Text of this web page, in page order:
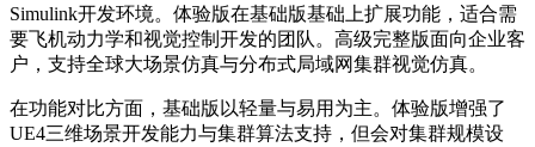
Simulink开发环境。体验版在基础版基础上扩展功能，适合需
要飞机动力学和视觉控制开发的团队。高级完整版面向企业客
户，支持全球大场景仿真与分布式局域网集群视觉仿真。
在功能对比方面，基础版以轻量与易用为主。体验版增强了
UE4三维场景开发能力与集群算法支持，但会对集群规模设